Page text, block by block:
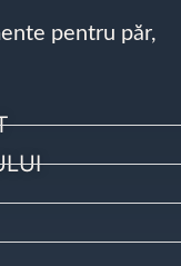
pentru păr,